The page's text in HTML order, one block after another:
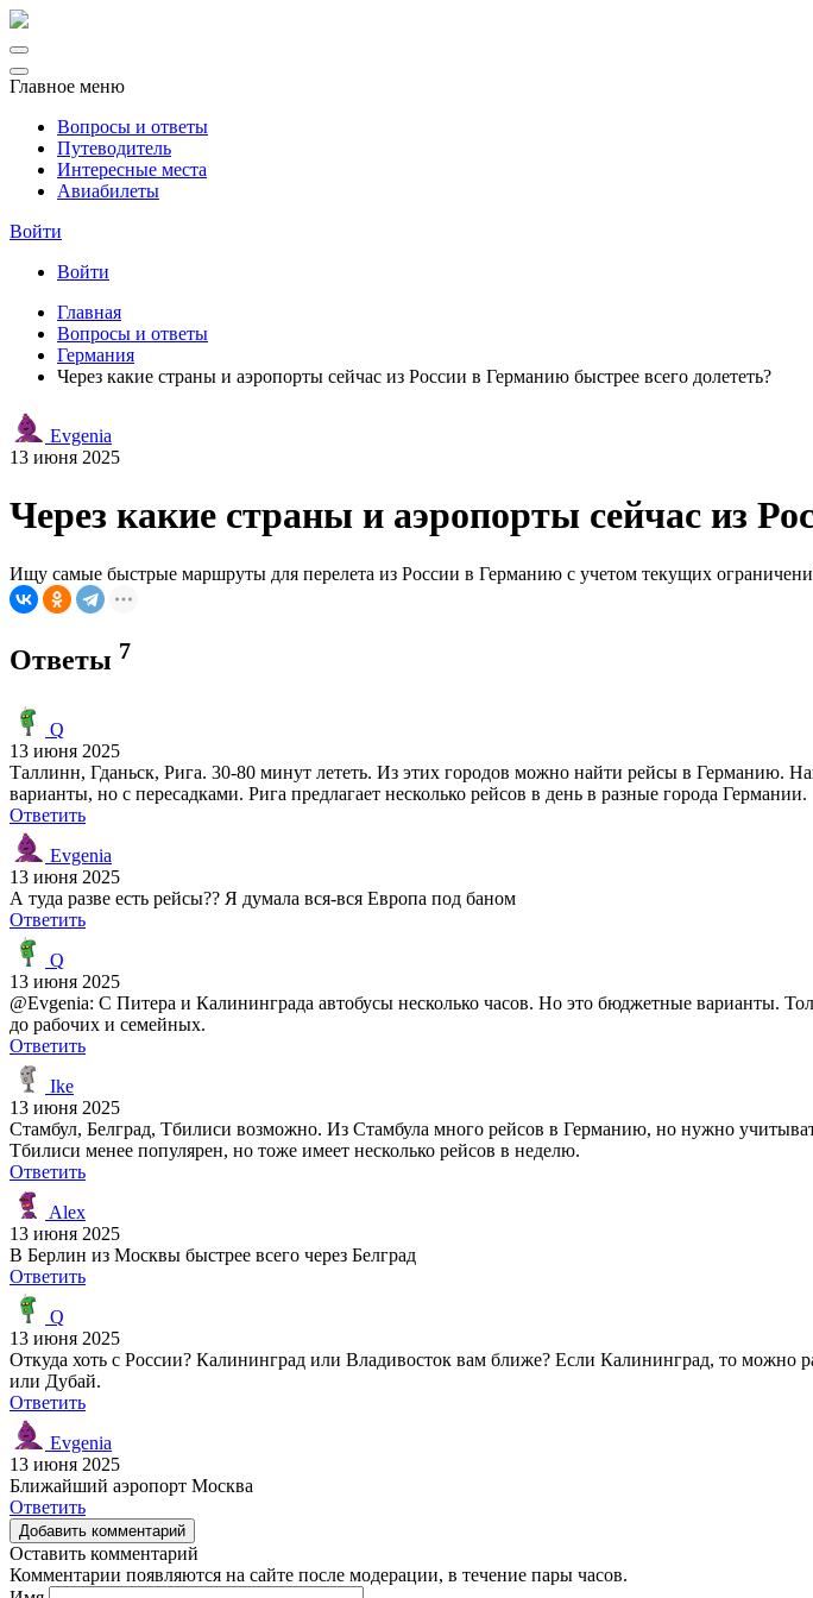
Главное меню
Вопросы и ответы
Путеводитель
Интересные места
Авиабилеты
Войти
Войти
Главная
Вопросы и ответы
Германия
Через какие страны и аэропорты сейчас из России в Германию быстрее всего долететь?
Evgenia
13 июня 2025
Через какие страны и аэропорты сейчас из
Ищу самые быстрые маршруты для перелета из России в Германию с учетом текущих
Ответы 7
Q
13 июня 2025
Таллинн, Гданьск, Рига. 30-80 минут лететь. Из этих городов можно найти рейсы в Германию.
варианты, но с пересадками. Рига предлагает несколько рейсов в день в разные города Германии.
Ответить
Evgenia
13 июня 2025
А туда разве есть рейсы?? Я думала вся-вся Европа под баном
Ответить
Q
13 июня 2025
@Evgenia: С Питера и Калининграда автобусы несколько часов. Но это бюджетные варианты.
до рабочих и семейных.
Ответить
Ike
13 июня 2025
Стамбул, Белград, Тбилиси возможно. Из Стамбула много рейсов в Германию, но нужно
Тбилиси менее популярен, но тоже имеет несколько рейсов в неделю.
Ответить
Alex
13 июня 2025
В Берлин из Москвы быстрее всего через Белград
Ответить
Q
13 июня 2025
Откуда хоть с России? Калининград или Владивосток вам ближе? Если Калининград, то можно
или Дубай.
Ответить
Evgenia
13 июня 2025
Ближайший аэропорт Москва
Ответить
Добавить комментарий
Оставить комментарий
Комментарии появляются на сайте после модерации, в течение пары часов.